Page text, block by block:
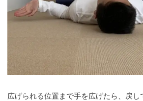
広げられる位置まで手を広げたら、戻し